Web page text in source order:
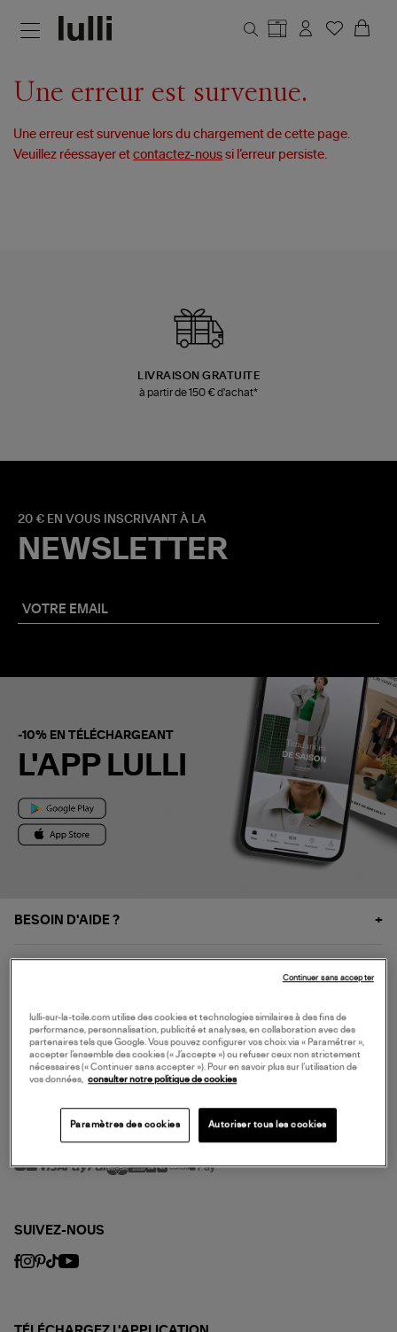
Une erreur est survenue.
Une erreur est survenue lors du chargement de cette page.
Veuillez réessayer etcontactez-nous si l’erreur persiste.
LIVRAISON GRATUITE
à partir de 150 € d'achat*
20 € EN VOUS INSCRIVANT À LA
NEWSLETTER
-10% EN TÉLÉCHARGEANT
L'APP LULLI
BESOIN D'AIDE ?
NOS SERVICES
SERVICE CLIENT
MODE DE PAIEMENT
SUIVEZ-NOUS
lulli-sur-la-toile.com utilise des cookies et technologies similaires à des fins de
performance, personnalisation, publicité et analyses, en collaboration avec des
partenaires tels que Google. Vous pouvez configurer vos choix via « Paramétrer »,
accepter l’ensemble des cookies (« J’accepte ») ou refuser ceux non strictement
nécessaires (« Continuer sans accepter »). Pour en savoir plus sur l’utilisation de
vos données,
consulter notre politique de cookies
Paramètres des cookies Autoriser tous les cookies
Continuer sans accepter